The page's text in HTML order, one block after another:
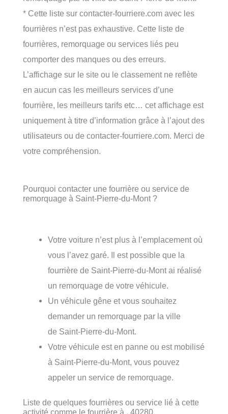
* Cette liste sur contacter-fourriere.com avec les
fourrières n’est pas exhaustive. Cette liste de
fourrières, remorquage ou services liés peu
comporter des manques ou des erreurs.
L’affichage sur le site ou le classement ne reflète
en aucun cas les meilleurs services d’une
fourrière, les meilleurs tarifs etc… cet affichage est
uniquement à titre d’information grâce à l’ajout des
utilisateurs ou de contacter-fourriere.com. Merci de
votre compréhension.
Pourquoi contacter une fourrière ou service de
remorquage à Saint-Pierre-du-Mont ?
Votre voiture n’est plus à l’emplacement où
vous l’avez garé. Il est possible que la
fourrière de Saint-Pierre-du-Mont ai réalisé
un remorquage de votre véhicule.
Un véhicule gêne et vous souhaitez
demander un remorquage par la ville
de Saint-Pierre-du-Mont.
Votre véhicule est en panne ou est mobilisé
à Saint-Pierre-du-Mont, vous pouvez
appeler un service de remorquage.
Liste de quelques fourrières ou service lié à cette
activité comme le fourrière à , 40280.